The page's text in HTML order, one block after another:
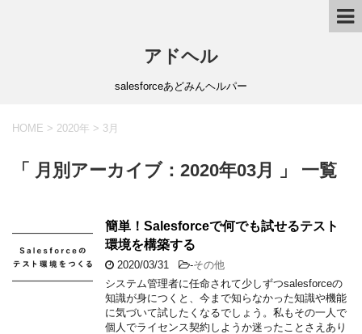
アドヘル
salesforceあどみんヘルパー
HOME > 2020年 > 3月
「 月別アーカイブ：2020年03月 」 一覧
簡単！Salesforceで何でも試せるテスト
環境を構築する
2020/03/31 -その他
システム管理者に任命されて少しずつsalesforceの
知識が身につくと、今まで知らなかった知識や機能
に気づいて試したくなるでしょう。私もその一人で
個人でライセンス契約しようか迷ったことさえあり